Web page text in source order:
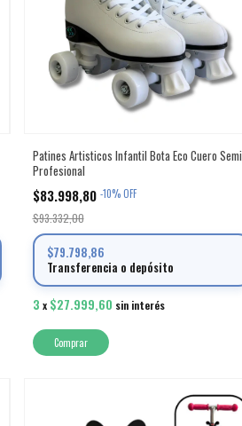
Patines Artisticos Infantil Bota Eco Cuero Semi
Profesional
$83.998,80 -10%OFF
$93.332,00
$79.798,86
Transferencia o depósito
3 x $27.999,60 sin interés
Comprar